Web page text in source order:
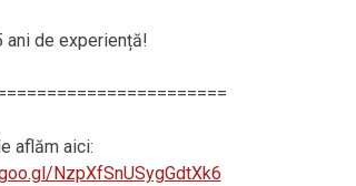
ani de experiență!
aflăm aici:
NzpXfSnUSygGdtXk6